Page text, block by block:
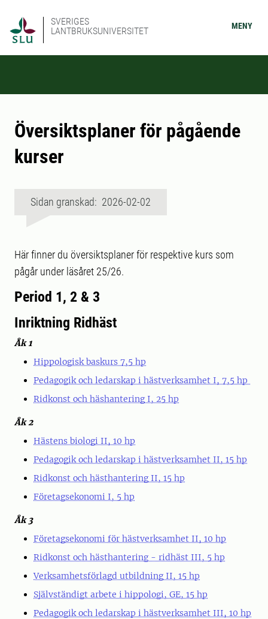
SVERIGES
LANTBRUKSUNIVERSITET
MENY
Översiktsplaner för pågående
kurser
Sidan granskad: 2026-02-02
Här finner du översiktsplaner för respektive kurs som
pågår under läsåret 25/26.
Period 1, 2 & 3
Inriktning Ridhäst
Åk 1
Hippologisk baskurs 7,5 hp
Pedagogik och ledarskap i hästverksamhet I, 7,5 hp
Ridkonst och häshantering I, 25 hp
Åk 2
Hästens biologi II, 10 hp
Pedagogik och ledarskap i hästverksamhet II, 15 hp
Ridkonst och hästhantering II, 15 hp
Företagsekonomi I, 5 hp
Åk 3
Företagsekonomi för hästverksamhet II, 10 hp
Ridkonst och hästhantering - ridhäst III, 5 hp
Verksamhetsförlagd utbildning II, 15 hp
Självständigt arbete i hippologi, GE, 15 hp
Pedagogik och ledarskap i hästverksamhet III, 10 hp